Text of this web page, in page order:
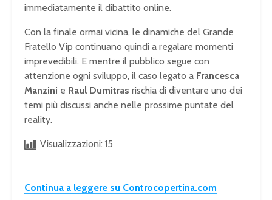
immediatamente il dibattito online.
Con la finale ormai vicina, le dinamiche del Grande
Fratello Vip continuano quindi a regalare momenti
imprevedibili. E mentre il pubblico segue con
attenzione ogni sviluppo, il caso legato a Francesca
Manzini e Raul Dumitras rischia di diventare uno dei
temi più discussi anche nelle prossime puntate del
reality.
Visualizzazioni: 15
Continua a leggere su Controcopertina.com